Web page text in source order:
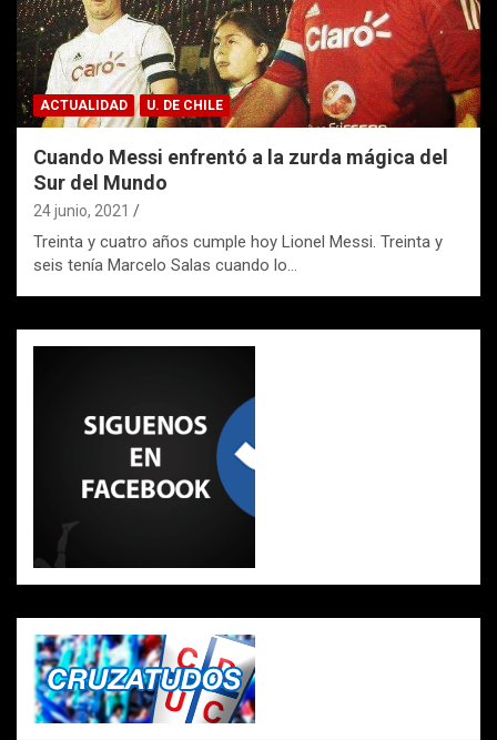
ACTUALIDAD U. DE CHILE
Cuando Messi enfrentó a la zurda mágica del
Sur del Mundo
24 junio, 2021
Treinta y cuatro años cumple hoy Lionel Messi. Treinta y
seis tenía Marcelo Salas cuando lo…